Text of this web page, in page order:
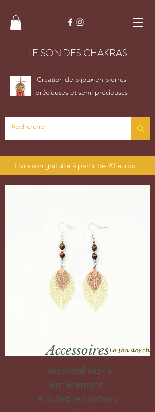
LE SON DES CHAKRAS
Création de bijoux en pierres
précieuses et semi-précieuses
Livraison gratuite à partir de 90 euros
Accessoires
Personnalisez-le
entièrement.
Ajoutez le contenu